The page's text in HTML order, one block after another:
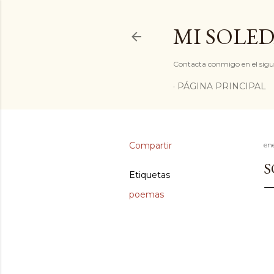
MI
Contacta conmigo en el
PÁGINA PRINCIPAL
Compartir
Etiquetas
poemas